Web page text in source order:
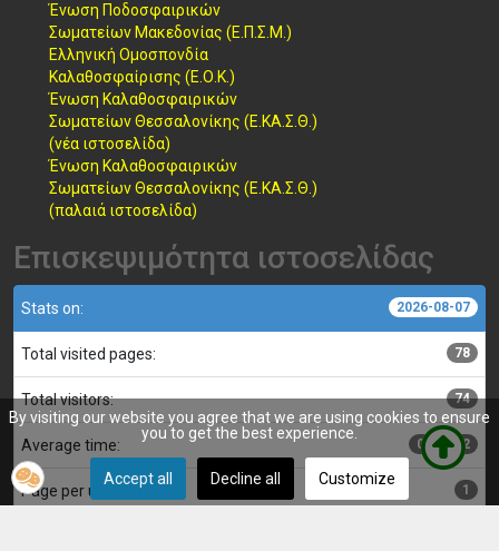
Ένωση Ποδοσφαιρικών
Σωματείων Μακεδονίας (Ε.Π.Σ.Μ.)
Ελληνική Ομοσπονδία
Καλαθοσφαίρισης (Ε.Ο.Κ.)
Ένωση Καλαθοσφαιρικών
Σωματείων Θεσσαλονίκης (Ε.ΚΑ.Σ.Θ.)
(νέα ιστοσελίδα)
Ένωση Καλαθοσφαιρικών
Σωματείων Θεσσαλονίκης (Ε.ΚΑ.Σ.Θ.)
(παλαιά ιστοσελίδα)
Επισκεψιμότητα ιστοσελίδας
Stats on: 2026-08-07
Total visited pages: 78
Total visitors: 74
Average time: 00:00:02
Page per user: 1
By visiting our website you agree that we are using cookies to ensure
you to get the best experience.
Accept all Decline all Customize